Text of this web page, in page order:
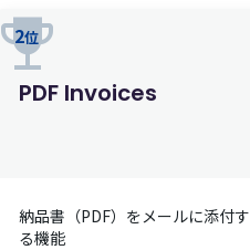
trophy
2位
PDF Invoices
納品書（PDF）をメールに添付す
る機能